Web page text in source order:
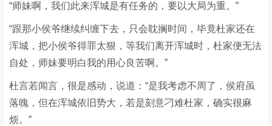
“师妹啊，我们此来浑城是有任务的，要以大局为重。”
“跟那小侯爷继续纠缠下去，只会耽搁时间，毕竟杜家还在
浑城，把小侯爷得罪太狠，等我们离开浑城时，杜家便无法
自处，师妹要明白我的用心良苦啊。”
杜言若闻言，很是感动，说道：“是我考虑不周了，侯府虽
落魄，但在浑城依旧势大，若是刻意刁难杜家，确实很麻
烦。”